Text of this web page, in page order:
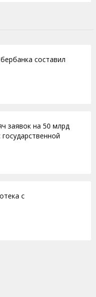
составил
заявок на 50 млрд
с